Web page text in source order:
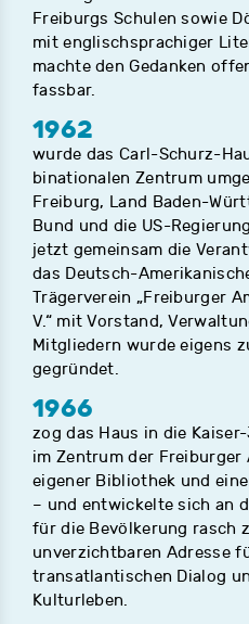
Freiburgs Schulen sowie
mit englischsprachiger
machte den Gedanken
fassbar.
1962
wurde das Carl-Schurz-
binationalen Zentrum
Freiburg, Land Baden-
Bund und die US-
jetzt gemeinsam die
das Deutsch-
Trägerverein „Freiburger
V.“ mit Vorstand,
Mitgliedern wurde eigens
gegründet.
1966
zog das Haus in die
im Zentrum der
eigener Bibliothek und
– und entwickelte sich an
für die Bevölkerung rasch
unverzichtbaren Adresse
transatlantischen Dialog
Kulturleben.